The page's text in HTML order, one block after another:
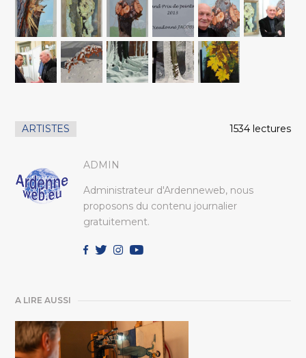
ARTISTES 1534 lectures
ADMIN
Administrateur d'Ardenneweb, nous
proposons du contenu journalier
gratuitement.
A LIRE AUSSI